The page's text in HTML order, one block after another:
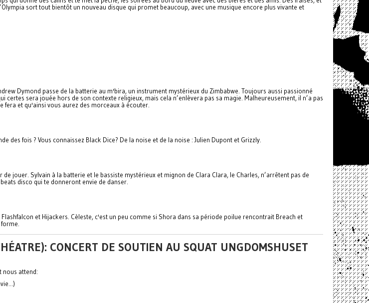
sort tout bientôt un nouveau disque qui promet beaucoup, avec une musique encore plus vivante et
Dymond passe de la batterie au m'bira, un instrument mystérieux du Zimbabwe. Toujours aussi passionné
sera jouée hors de son contexte religieux, mais cela n’enlèvera pas sa magie. Malheureusement, il n’a pas
fera et qu'ainsi vous aurez des morceaux à écouter.
des fois ? Vous connaissez Black Dice? De la noise et de la noise : Julien Dupont et Grizzly.
jouer. Sylvain à la batterie et le bassiste mystérieux et mignon de Clara Clara, le Charles, n’arrêtent pas de
disco qui te donneront envie de danser.
et Hijackers. Cèleste, c'est un peu comme si Shora dans sa période poilue rencontrait Breach et
CONCERT DE SOUTIEN AU SQUAT UNGDOMSHUSET
nous attend: